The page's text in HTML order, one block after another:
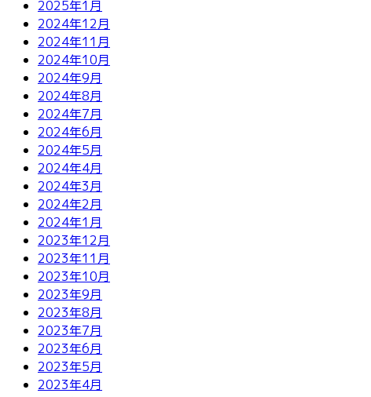
2025年1月
2024年12月
2024年11月
2024年10月
2024年9月
2024年8月
2024年7月
2024年6月
2024年5月
2024年4月
2024年3月
2024年2月
2024年1月
2023年12月
2023年11月
2023年10月
2023年9月
2023年8月
2023年7月
2023年6月
2023年5月
2023年4月